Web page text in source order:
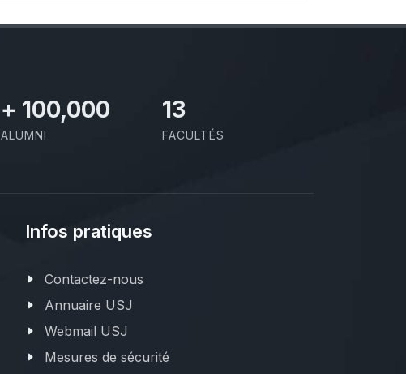
+ 100,000
ALUMNI
13
FACULTÉS
Infos pratiques
Contactez-nous
Annuaire USJ
Webmail USJ
Mesures de sécurité